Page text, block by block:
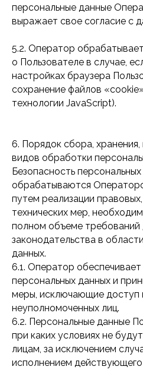
персональные данные
выражает свое согласие с
5.2. Оператор
о Пользователе в случае,
настройках браузера
сохранение файлов
технологии JavaScript).
6. Порядок сбора, хранения,
видов обработки
Безопасность
обрабатываются
путем реализации
технических мер,
полном объеме
законодательства в
данных.
6.1. Оператор
персональных данных и
меры, исключающие доступ
неуполномоченных лиц.
6.2. Персональные данные
при каких условиях не
лицам, за исключением
исполнением действующего